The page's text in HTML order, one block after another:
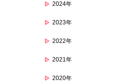
2024年
2023年
2022年
2021年
2020年